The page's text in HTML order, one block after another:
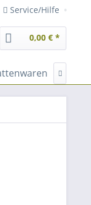
Service/Hilfe
0,00 € *
